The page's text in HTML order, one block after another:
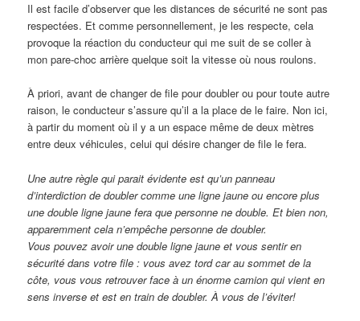
Il est facile d’observer que les distances de sécurité ne sont pas
respectées. Et comme personnellement, je les respecte, cela
provoque la réaction du conducteur qui me suit de se coller à
mon pare-choc arrière quelque soit la vitesse où nous roulons.
À priori, avant de changer de file pour doubler ou pour toute autre
raison, le conducteur s’assure qu’il a la place de le faire. Non ici,
à partir du moment où il y a un espace même de deux mètres
entre deux véhicules, celui qui désire changer de file le fera.
Une autre règle qui parait évidente est qu’un panneau
d’interdiction de doubler comme une ligne jaune ou encore plus
une double ligne jaune fera que personne ne double. Et bien non,
apparemment cela n’empêche personne de doubler.
Vous pouvez avoir une double ligne jaune et vous sentir en
sécurité dans votre file : vous avez tord car au sommet de la
côte, vous vous retrouver face à un énorme camion qui vient en
sens inverse et est en train de doubler. À vous de l’éviter!